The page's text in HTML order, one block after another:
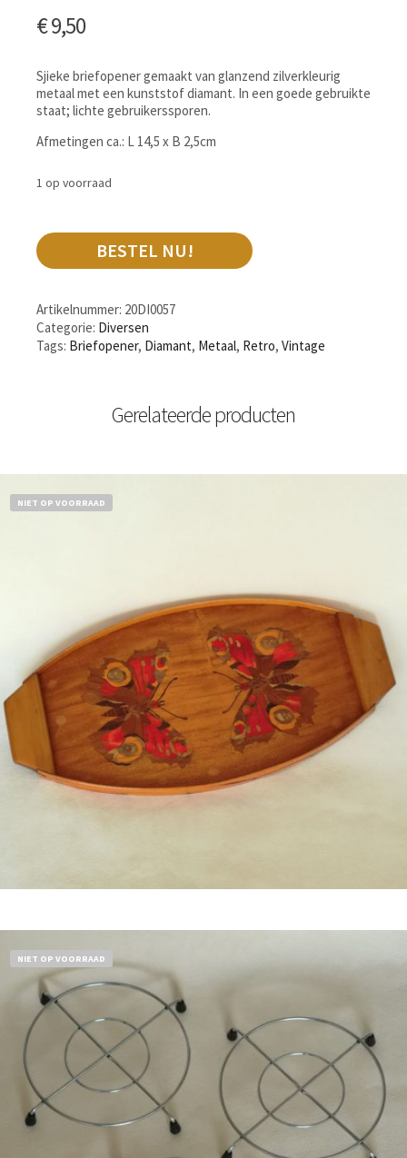
€9,50
Sjieke briefopener gemaakt van glanzend zilverkleurig
metaal met een kunststof diamant. In een goede gebruikte
staat; lichte gebruikerssporen.
Afmetingen ca.: L 14,5 x B 2,5cm
1 op voorraad
BESTEL NU!
Artikelnummer: 20DI0057
Categorie: Diversen
Tags: Briefopener, Diamant, Metaal, Retro, Vintage
Gerelateerde producten
NIET OP VOORRAAD
NIET OP VOORRAAD